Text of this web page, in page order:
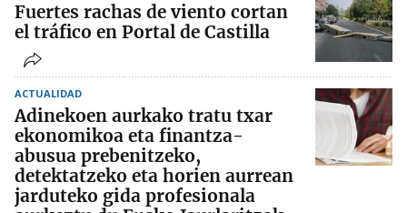
Fuertes rachas de viento cortan
el tráfico en Portal de Castilla
ACTUALIDAD
Adinekoen aurkako tratu txar
ekonomikoa eta finantza-
abusua prebenitzeko,
detektatzeko eta horien aurrean
jarduteko gida profesionala